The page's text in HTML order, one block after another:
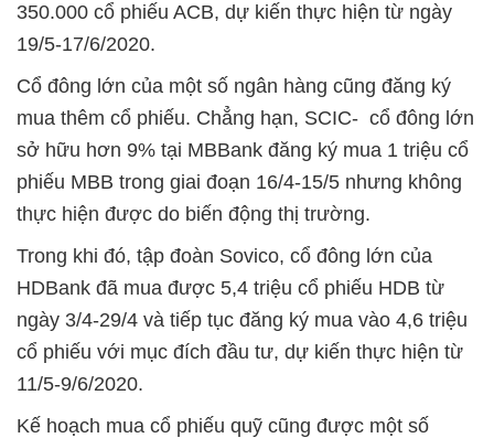
350.000 cổ phiếu ACB, dự kiến thực hiện từ ngày
19/5-17/6/2020.
Cổ đông lớn của một số ngân hàng cũng đăng ký
mua thêm cổ phiếu. Chẳng hạn, SCIC- cổ đông lớn
sở hữu hơn 9% tại MBBank đăng ký mua 1 triệu cổ
phiếu MBB trong giai đoạn 16/4-15/5 nhưng không
thực hiện được do biến động thị trường.
Trong khi đó, tập đoàn Sovico, cổ đông lớn của
HDBank đã mua được 5,4 triệu cổ phiếu HDB từ
ngày 3/4-29/4 và tiếp tục đăng ký mua vào 4,6 triệu
cổ phiếu với mục đích đầu tư, dự kiến thực hiện từ
11/5-9/6/2020.
Kế hoạch mua cổ phiếu quỹ cũng được một số